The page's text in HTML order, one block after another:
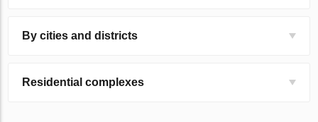
By cities and districts
Residential complexes